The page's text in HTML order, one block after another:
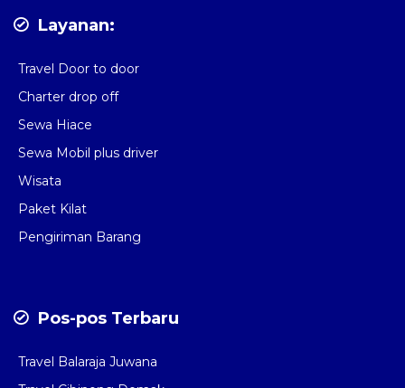
Layanan:
Travel Door to door
Charter drop off
Sewa Hiace
Sewa Mobil plus driver
Wisata
Paket Kilat
Pengiriman Barang
Pos-pos Terbaru
Travel Balaraja Juwana